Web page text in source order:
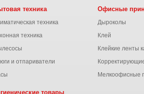
техника
техника
техника
и отпариватели
Офисные
Дыроколы
Клей
Клейкие ленты
Мелкоофисные
товары